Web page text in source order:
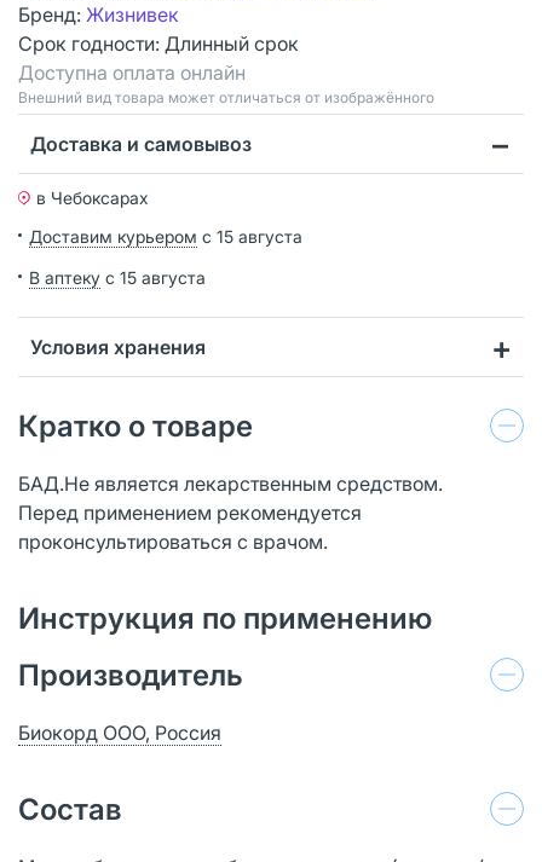
Бренд: Жизнивек
Срок годности: Длинный срок
Доступна оплата онлайн
Bнешний вид товара может отличаться от изображённого
Доставка и самовывоз
в Чебоксарах
Доставим курьером с 15 августа
В аптеку с 15 августа
Условия хранения
Кратко о товаре
БАД.Не является лекарственным средством.
Перед применением рекомендуется
проконсультироваться с врачом.
Инструкция по применению
Производитель
Биокорд ООО, Россия
Состав